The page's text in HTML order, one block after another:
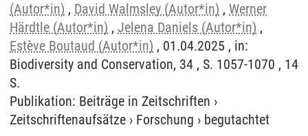
(Autor*in) , David Walmsley (Autor*in) , Werner
Härdtle (Autor*in) , Jelena Daniels (Autor*in) ,
Estève Boutaud (Autor*in) , 01.04.2025 , in:
Biodiversity and Conservation, 34 , S. 1057-1070 , 14
S.
Publikation: Beiträge in Zeitschriften ›
Zeitschriftenaufsätze › Forschung › begutachtet